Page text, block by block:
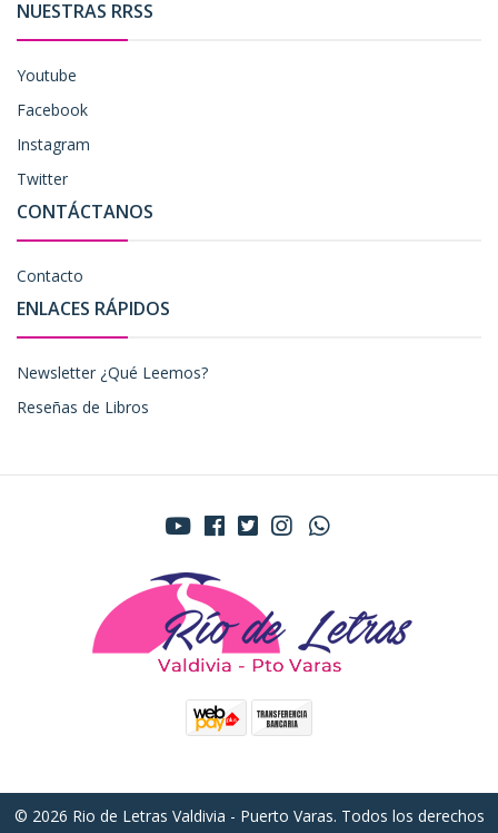
NUESTRAS RRSS
Youtube
Facebook
Instagram
Twitter
CONTÁCTANOS
Contacto
ENLACES RÁPIDOS
Newsletter ¿Qué Leemos?
Reseñas de Libros
© 2026 Rio de Letras Valdivia - Puerto Varas. Todos los derechos